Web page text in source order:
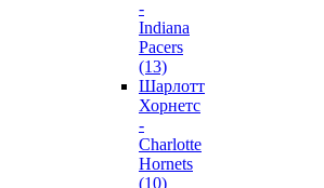
-
Indiana
Pacers
(13)
Шарлотт
Хорнетс
-
Charlotte
Hornets
(10)